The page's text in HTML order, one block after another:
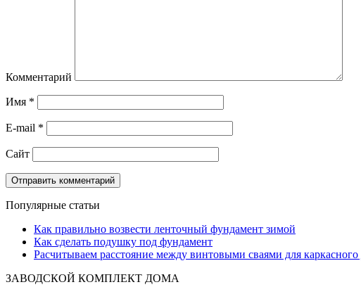
Комментарий
Имя *
E-mail *
Сайт
Популярные статьи
Как правильно возвести ленточный фундамент зимой
Как сделать подушку под фундамент
Расчитываем расстояние между винтовыми сваями для каркасного
ЗАВОДСКОЙ КОМПЛЕКТ ДОМА